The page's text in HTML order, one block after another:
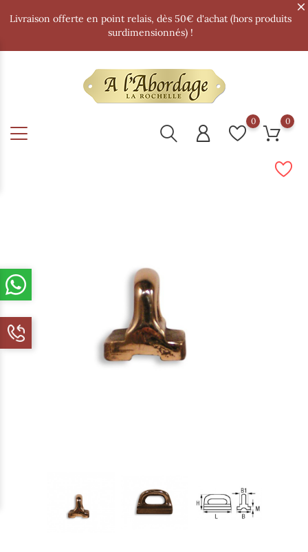
Livraison offerte en point relais, dès 50€ d'achat (hors produits
surdimensionnés) !
0 0